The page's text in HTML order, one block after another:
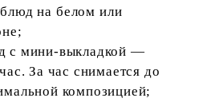
на белом или
с мини-выкладкой —
За час снимается до
композицией;